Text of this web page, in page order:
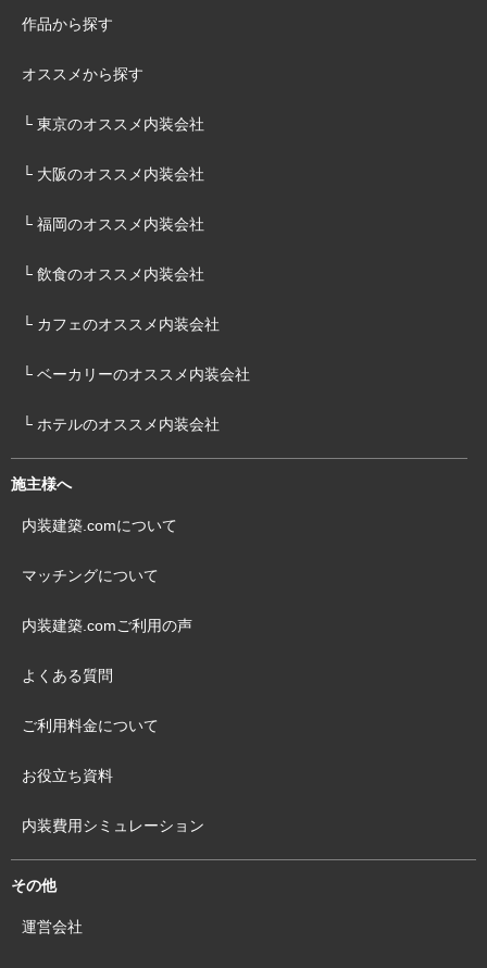
作品から探す
オススメから探す
└ 東京のオススメ内装会社
└ 大阪のオススメ内装会社
└ 福岡のオススメ内装会社
└ 飲食のオススメ内装会社
└ カフェのオススメ内装会社
└ ベーカリーのオススメ内装会社
└ ホテルのオススメ内装会社
施主様へ
内装建築.comについて
マッチングについて
内装建築.comご利用の声
よくある質問
ご利用料金について
お役立ち資料
内装費用シミュレーション
その他
運営会社